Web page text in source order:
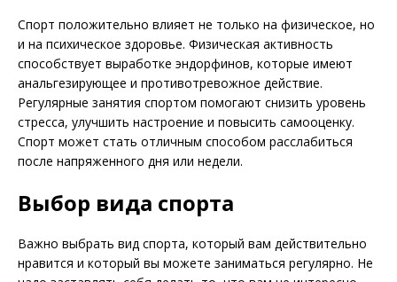
Спорт положительно влияет не только на физическое, но
и на психическое здоровье. Физическая активность
способствует выработке эндорфинов, которые имеют
анальгезирующее и противотревожное действие.
Регулярные занятия спортом помогают снизить уровень
стресса, улучшить настроение и повысить самооценку.
Спорт может стать отличным способом расслабиться
после напряженного дня или недели.
Выбор вида спорта
Важно выбрать вид спорта, который вам действительно
нравится и который вы можете заниматься регулярно. Не